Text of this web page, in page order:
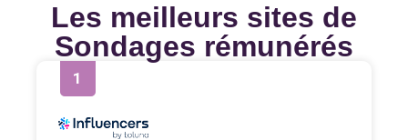
Les meilleurs sites de
Sondages rémunérés
1